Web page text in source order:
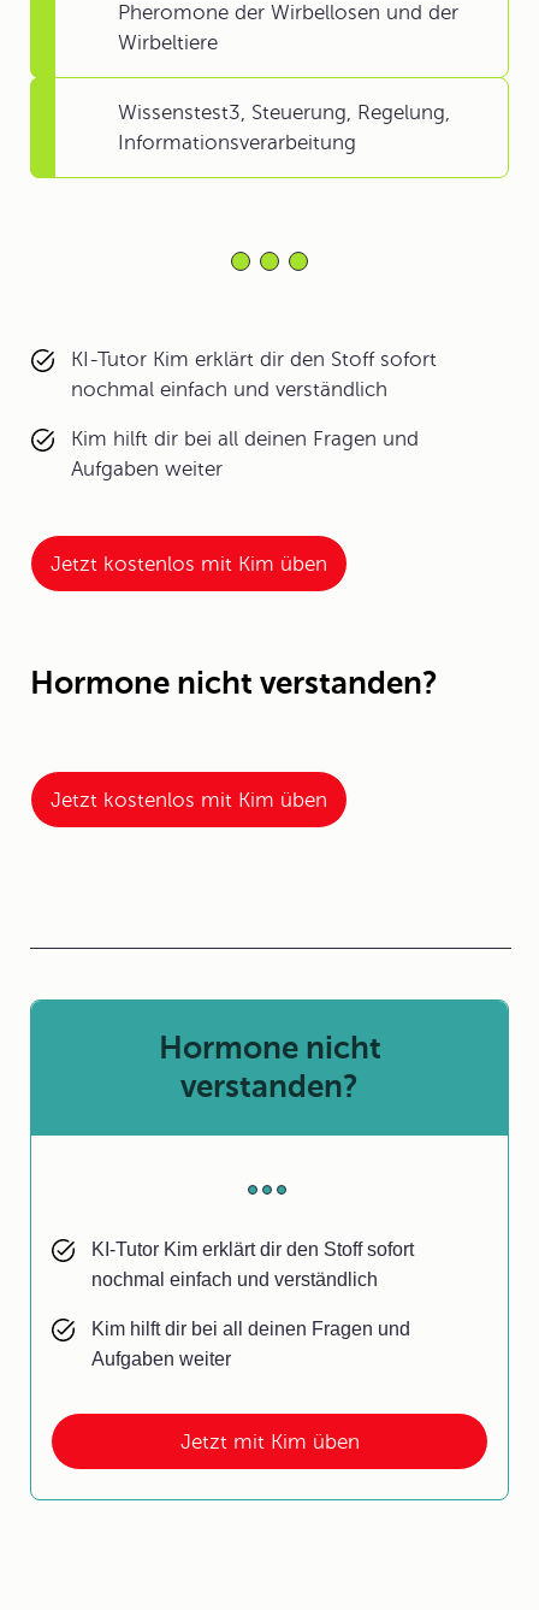
Pheromone der Wirbellosen und der
Wirbeltiere
Wissenstest3, Steuerung, Regelung,
Informationsverarbeitung
KI-Tutor Kim erklärt dir den Stoff sofort
nochmal einfach und verständlich
Kim hilft dir bei all deinen Fragen und
Aufgaben weiter
Jetzt kostenlos mit Kim üben
Hormone nicht verstanden?
Jetzt kostenlos mit Kim üben
Jetzt mit Kim üben
Hormone nicht
verstanden?
KI-Tutor Kim erklärt dir den Stoff sofort
nochmal einfach und verständlich
Kim hilft dir bei all deinen Fragen und
Aufgaben weiter